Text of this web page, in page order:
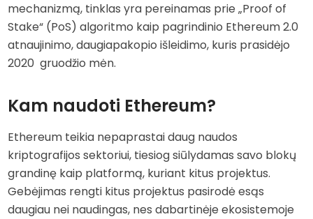
mechanizmą, tinklas yra pereinamas prie „Proof of
Stake“ (PoS) algoritmo kaip pagrindinio Ethereum 2.0
atnaujinimo, daugiapakopio išleidimo, kuris prasidėjo
2020 gruodžio mėn.
Kam naudoti Ethereum?
Ethereum teikia nepaprastai daug naudos
kriptografijos sektoriui, tiesiog siūlydamas savo blokų
grandinę kaip platformą, kuriant kitus projektus.
Gebėjimas rengti kitus projektus pasirodė esąs
daugiau nei naudingas, nes dabartinėje ekosistemoje